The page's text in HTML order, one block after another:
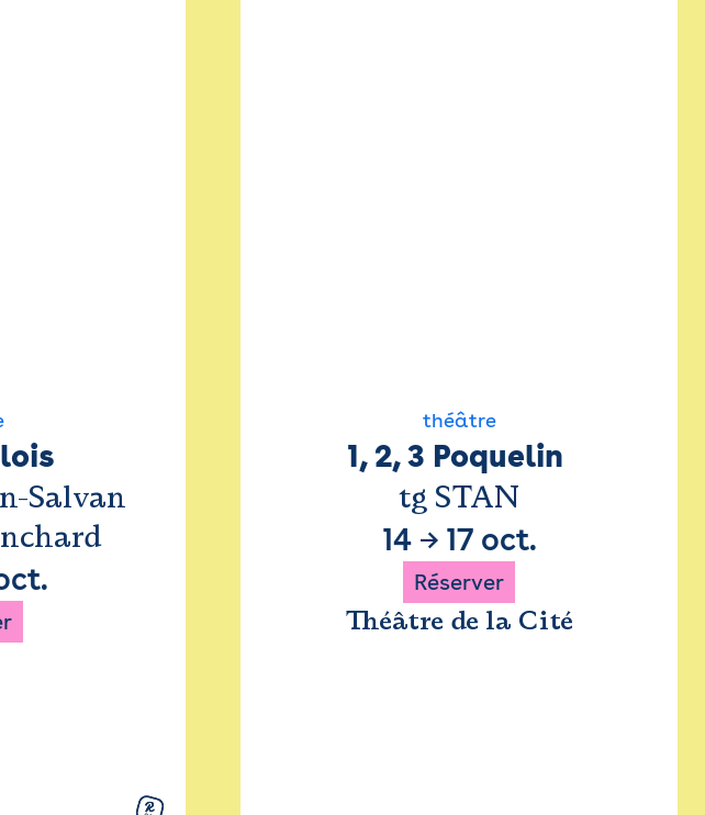
Salvan
théâtre
1, 2, 3 Poquelin
tg STAN
14→ 17 oct.
Réserver
Théâtre de la Cité